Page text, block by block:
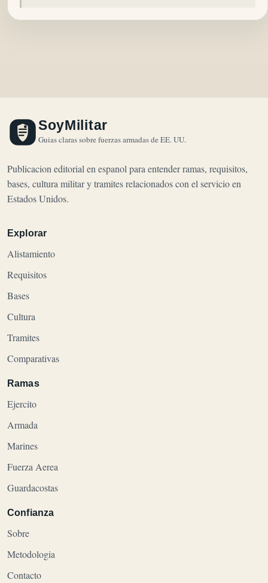
SoyMilitar
Guias claras sobre fuerzas armadas de EE. UU.
Publicacion editorial en espanol para entender ramas, requisitos,
bases, cultura militar y tramites relacionados con el servicio en
Estados Unidos.
Explorar
Alistamiento
Requisitos
Bases
Cultura
Tramites
Comparativas
Ramas
Ejercito
Armada
Marines
Fuerza Aerea
Guardacostas
Confianza
Sobre
Metodologia
Contacto